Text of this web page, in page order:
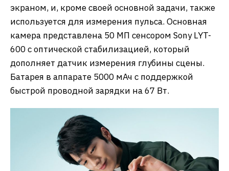
экраном, и, кроме своей основной задачи, также
используется для измерения пульса. Основная
камера представлена 50 МП сенсором Sony LYT-
600 с оптической стабилизацией, который
дополняет датчик измерения глубины сцены.
Батарея в аппарате 5000 мАч с поддержкой
быстрой проводной зарядки на 67 Вт.